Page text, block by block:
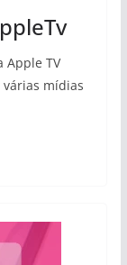
Apple TV
mídias